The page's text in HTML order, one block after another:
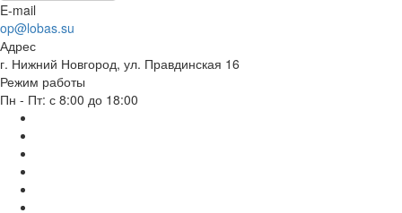
E-mail
op@lobas.su
Адрес
г. Нижний Новгород, ул. Правдинская 16
Режим работы
Пн - Пт: с 8:00 до 18:00